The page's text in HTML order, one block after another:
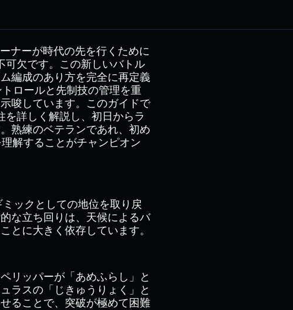
ナーが時代の先を行くために
可欠です。この新しいバトル
編成のあり方を完全に再定義
ロールと先制技の管理を重
唆しています。このガイドで
を詳しく解説し、初日からラ
熟練のベテランであれ、初め
解することがチャンピオン
ックとしての地位を取り戻
な立ち回りは、天候によるバ
とに大きく依存しています。
リッパーが「あめふらし」と
ラスの「じきゅうりょく」と
ることで、突破が極めて困難